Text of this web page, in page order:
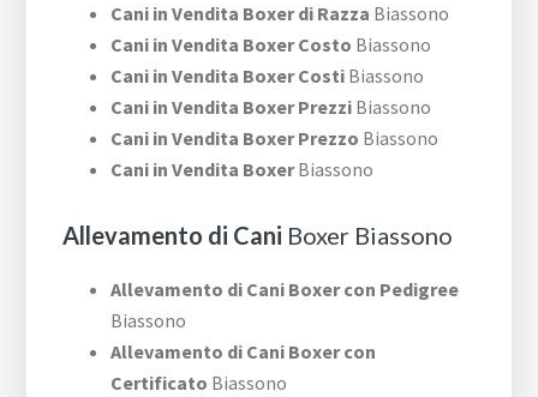
Cani in Vendita Boxer di Razza Biassono
Cani in Vendita Boxer Costo Biassono
Cani in Vendita Boxer Costi Biassono
Cani in Vendita Boxer Prezzi Biassono
Cani in Vendita Boxer Prezzo Biassono
Cani in Vendita BoxerBiassono
Allevamento di Cani Boxer Biassono
Allevamento di Cani Boxer con Pedigree
Biassono
Allevamento di Cani Boxer con
Certificato Biassono